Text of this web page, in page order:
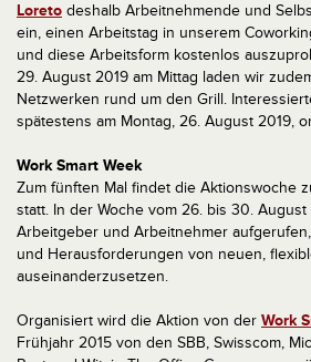
Loreto deshalb Arbeitnehmende und
ein, einen Arbeitstag in unserem
und diese Arbeitsform kostenlos
29. August 2019 am Mittag laden wir
Netzwerken rund um den Grill.
spätestens am Montag, 26. August 2019,
Work Smart Week
Zum fünften Mal findet die Aktionswoche
statt. In der Woche vom 26. bis 30.
Arbeitgeber und Arbeitnehmer
und Herausforderungen von neuen,
auseinanderzusetzen.
Organisiert wird die Aktion von der Work
Frühjahr 2015 von den SBB, Swisscom,